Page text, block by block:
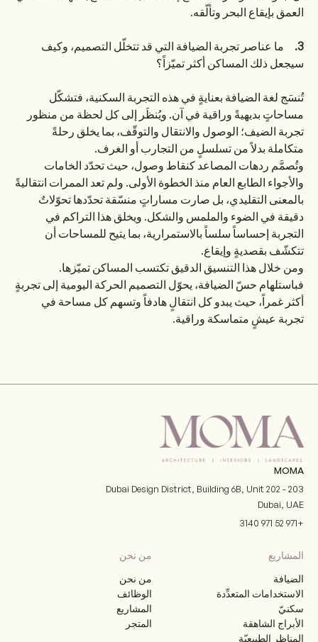
العمق بإيقاع البحر وتألّقه.
3.
ما عناصر تجربة الضيافة التي قد تتخلّل التصميم، وكيف
سيجعل ذلك المساكن أكثر تميّزاً؟
تُنسَج لغة الضيافة بعنايةٍ في هذه التجربة السكنية، فتشكّل
مساحاتٍ بديهيةً وراقية في آن. ويُنظَر إلى كل لحظة من منظور
تجربة الضيف؛ الوصول والانتقال والتوقّف، بما يخلق رحلةً
متكاملة بدلاً من تسلسلٍ من التجارب أو الغرف.
وتُصمَّم ردهات المصاعد كنقاط وصول، حيث تحدّد الخامات
والأجواء الطابع العام منذ الخطوة الأولى. ولم تعد الممرات انتقاليةً
بالمعنى التقليدي، بل صارت مساراتٍ منسّقة تحدّدها تحوّلاتٌ
دقيقة في الضوء والملمس والشكل. ويخلق هذا التراكم في
التجربة إحساساً سلساً بالاستمرارية، بما يتيح للمساحات أن
تتكشّف بقصديةٍ وإيقاع.
ومن خلال هذا التنسيق الدقيق تكتسب المساكن تميّزها.
فباستلهام حسّ الضيافة، يحوّل التصميم الحركة اليومية إلى تجربةٍ
أكثر غمراً، حيث يبدو كل انتقالٍ هادفاً وتسهم كل مساحة في
تجربة عيشٍ متماسكة وراقية.
MOMA
Dubai Design District, Building 6B, Unit 202 - 203
Dubai UAE
+971 52 971 3140
المشاريع
الضيافة
الاستخدامات المتعدِّدة
سكنيّ
الأبراج الشاهقة
المناظر الطبيعيّة
من نحن
من نحن
الوظائف
المشاريع
المتجر